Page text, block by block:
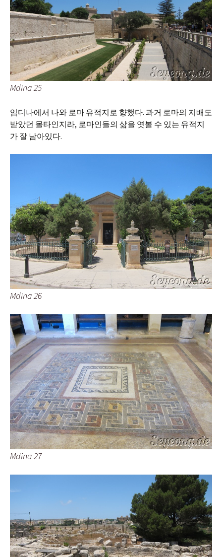
Mdina 25
임디나에서 나와 로마 유적지로 향했다. 과거 로마의 지배도
받았던 몰타인지라, 로마인들의 삶을 엿볼 수 있는 유적지
가 잘 남아있다.
Mdina 26
Mdina 27